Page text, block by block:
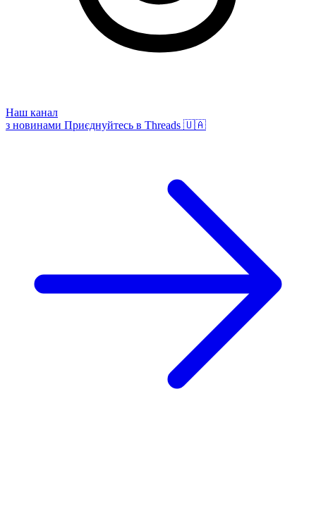
Наш канал
з новинами Приєднуйтесь в Threads 🇺🇦